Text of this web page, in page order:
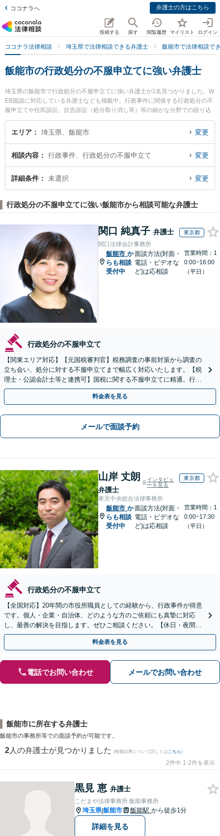
ココナラへ 弁護士の方はこちら
投稿する 探す 閲覧履歴 マイリスト ログイン
ココナラ法律相談 埼玉県で法律相談できる弁護士 飯能市で法律相談で
飯能市の行政処分の不服申立てに強い弁護士
埼玉県の飯能市で行政処分の不服申立てに強い弁護士が2名見つかりました。W
EB面談に対応している弁護士なども掲載中。行政事件に関係する行政処分の不
服申立てや住民訴訟、抗告訴訟（処分取り消し等）等の細かな分野での絞り込
み検索もでき便利です。特にこだまや法律事務所 飯能事務所の黒見 恵弁護士や
こだまや法律事務所 飯能事務所の本間 由也弁護士のプロフィール情報や弁護士
申立てのトラブル解決の実績豊富な近くの弁護士を検索したい』『初回相談無
料で行政処分の不服申立てを法律相談できる飯能市内の弁護士に相談予約した
い』などでお困りの相談者さんにおすすめです。
エリア 埼玉県、飯能市 変更
相談内容 行政事件、行政処分の不服申立て 変更
詳細条件 未選択 変更
行政処分の不服申立てに強い飯能市から相談可能な弁護士
関口 純真子 弁護士 東京都
関口法律会計事務所
飯能市 か
らも相談
受付中
面談方法(対面・
電話・ビデオな
ど)は応相談
営業時間：1
0:00~16:00
（平日）
行政処分の不服申立て
【関東エリア対応】【元国税審判官】税務調査の事前対策から調査の
立ち会い、処分に対する不服申立てまで幅広く対応いたします。【税
理士・公認会計士等と連携可】国税に関する不服申立てに精通。行政
側の知見を活かしたサポートいたします
料金表を見る
メールで面談予約
山岸 丈朗
弁護士
インタビュ
ーを見る
東京都
東京中央総合法律事務所
飯能市 か
らも相談
受付中
面談方法(対面・
電話・ビデオな
ど)は応相談
営業時間：1
0:00~17:30
（平日）
行政処分の不服申立て
【全国対応】20年間の市役所職員としての経験から、行政事件が得意
です。個人・企業・自治体、どのような方のご依頼にも真摯に対応
し、最善の解決を目指します。ぜひご相談ください。【休日・夜間相
談可】【ビデオ面談可】【銀座駅1分】
料金表を見る
電話でお問い合わせ メールでお問い合わせ
飯能市に所在する弁護士
飯能市の事務所等での面談予約が可能です。
2 人の弁護士が見つかりました (検索結果について詳しくは こちら)
2件中 1-2件を表示
黒見 恵 弁護士
こだまや法律事務所 飯能事務所
埼玉県|飯能市 飯能駅 から徒歩1分
詳細を見る